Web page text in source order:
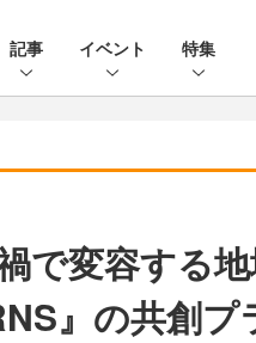
記事 イベント 特集
で変容する
』の共創プ